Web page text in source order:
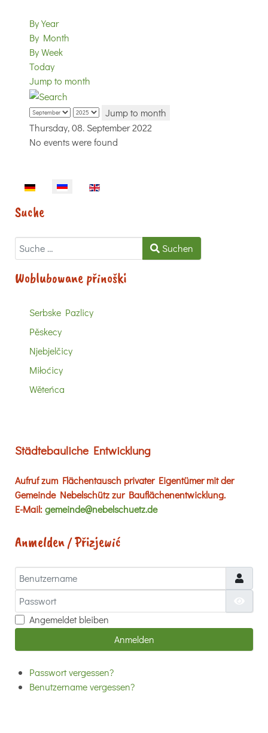
By Year
By Month
By Week
Today
Jump to month
Jump to month
Thursday, 08. September 2022
No events were found
Sprache auswählen
Suche
Suchen Suchen
Woblubowane přinoški
Serbske Pazlicy
Pěskecy
Njebjelčicy
Miłoćicy
Wěteńca
Städtebauliche Entwicklung
Aufruf zum Flächentausch privater Eigentümer mit der
Gemeinde Nebelschütz zur Bauflächenentwicklung.
E-Mail:gemeinde@nebelschuetz.de
Anmelden / Přizjewić
Benutzername
Passwort
Angemeldet bleiben
Anmelden
Passwort vergessen?
Benutzername vergessen?